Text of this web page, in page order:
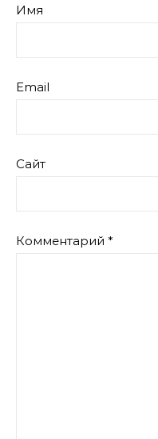
Имя
Email
Сайт
Комментарий *